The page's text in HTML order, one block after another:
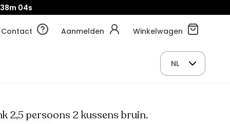
38m 02s
Contact Aanmelden Winkelwagen
NL
2,5 persoons 2 kussens bruin.